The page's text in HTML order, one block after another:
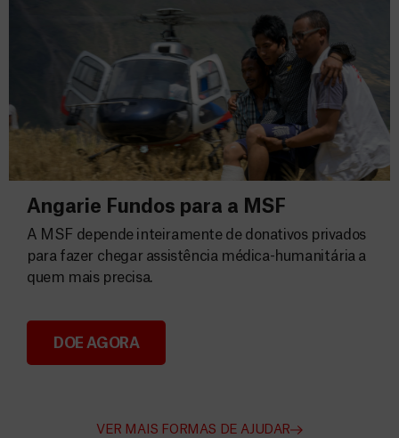
Angarie Fundos para a MSF
Angarie Fundos para a MSF
A MSF depende inteiramente de donativos privados
para fazer chegar assistência médica-humanitária a
quem mais precisa.
DOE AGORA
VER MAIS FORMAS DE AJUDAR